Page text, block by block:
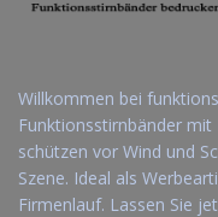
Willkommen bei
Funktionsstirnbänder
schützen vor Wind und
Szene. Ideal als
Firmenlauf. Lassen Sie